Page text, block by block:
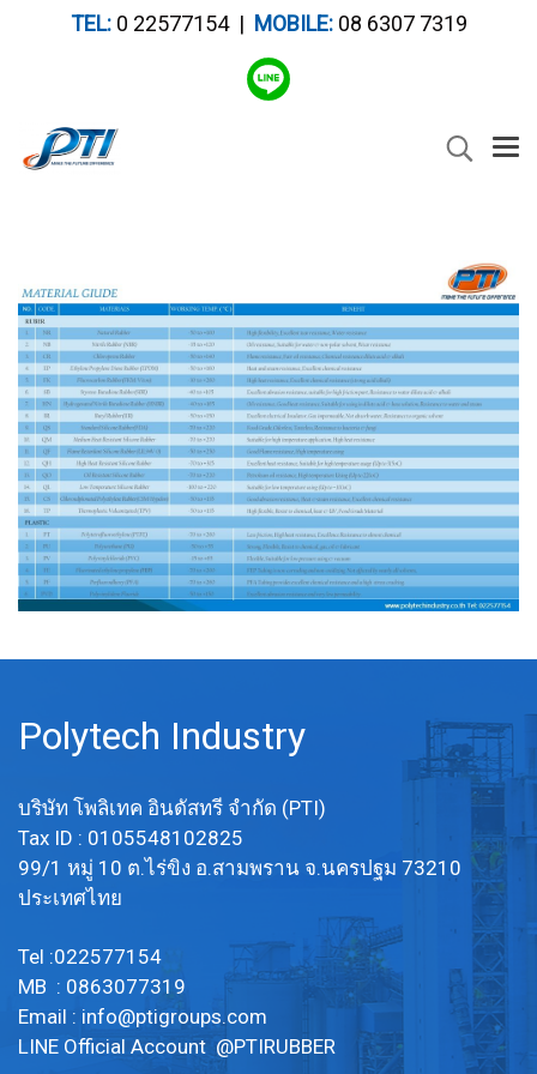
TEL:0 22577154 | MOBILE: 08 6307 7319
Polytech Industry
บริษัท โพลิเทค อินดัสทรี จำกัด (PTI)
Tax ID : 0105548102825
99/1 หมู่ 10 ต.ไร่ขิง อ.สามพราน จ.นครปฐม 73210
ประเทศไทย
Tel :022577154
MB : 0863077319
Email : info@ptigroups.com
LINE Official Account @PTIRUBBER